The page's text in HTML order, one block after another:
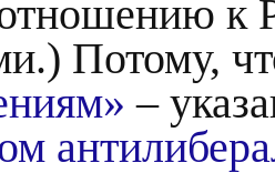
к
Потому,
–